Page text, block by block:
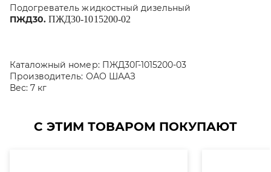
Подогреватель жидкостный дизельный
ПЖД30.ПЖД30-1015200-02
Каталожный номер: ПЖД30Г-1015200-03
Производитель: ОАО ШААЗ
Вес: 7 кг
С ЭТИМ ТОВАРОМ ПОКУПАЮТ